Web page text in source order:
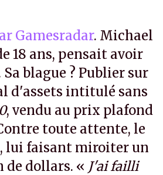
Gamesradar. Michael
18 ans, pensait avoir
blague ? Publier sur
d'assets intitulé sans
, vendu au prix plafond
toute attente, le
lui faisant miroiter un
de dollars. « J'ai failli